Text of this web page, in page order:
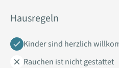
Hausregeln
Kinder sind herzlich
Rauchen ist nicht gestattet